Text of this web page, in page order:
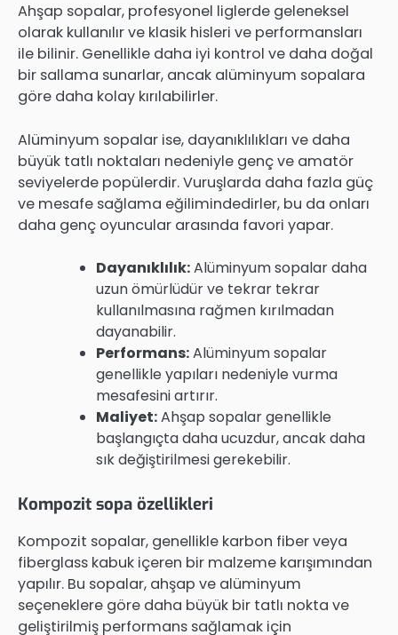
Ahşap sopalar, profesyonel liglerde geleneksel
olarak kullanılır ve klasik hisleri ve performansları
ile bilinir. Genellikle daha iyi kontrol ve daha doğal
bir sallama sunarlar, ancak alüminyum sopalara
göre daha kolay kırılabilirler.
Alüminyum sopalar ise, dayanıklılıkları ve daha
büyük tatlı noktaları nedeniyle genç ve amatör
seviyelerde popülerdir. Vuruşlarda daha fazla güç
ve mesafe sağlama eğilimindedirler, bu da onları
daha genç oyuncular arasında favori yapar.
Dayanıklılık:Alüminyum sopalar daha
uzun ömürlüdür ve tekrar tekrar
kullanılmasına rağmen kırılmadan
dayanabilir.
Performans:Alüminyum sopalar
genellikle yapıları nedeniyle vurma
mesafesini artırır.
Maliyet:Ahşap sopalar genellikle
başlangıçta daha ucuzdur, ancak daha
sık değiştirilmesi gerekebilir.
Kompozit sopa özellikleri
Kompozit sopalar, genellikle karbon fiber veya
fiberglass kabuk içeren bir malzeme karışımından
yapılır. Bu sopalar, ahşap ve alüminyum
seçeneklere göre daha büyük bir tatlı nokta ve
geliştirilmiş performans sağlamak için